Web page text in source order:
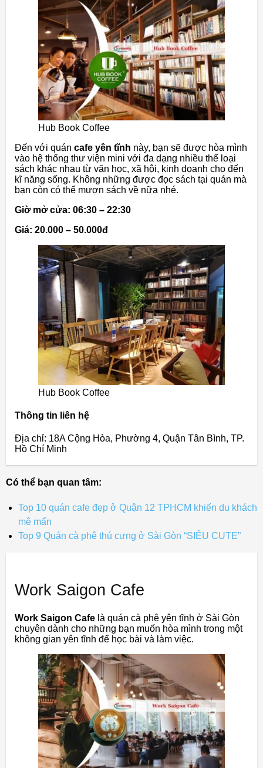
Hub Book Coffee
Đến với quán cafe yên tĩnh này, bạn sẽ được hòa mình
vào hệ thống thư viện mini với đa dạng nhiều thể loại
sách khác nhau từ văn học, xã hội, kinh doanh cho đến
kĩ năng sống. Không những được đọc sách tại quán mà
bạn còn có thể mượn sách về nữa nhé.
Giờ mở cửa: 06:30 – 22:30
Giá: 20.000 – 50.000đ
Hub Book Coffee
Thông tin liên hệ
Địa chỉ: 18A Cộng Hòa, Phường 4, Quận Tân Bình, TP.
Hồ Chí Minh
Có thể bạn quan tâm:
Top 10 quán cafe đẹp ở Quận 12 TPHCM khiến du khách
mê mẩn
Top 9 Quán cà phê thú cưng ở Sài Gòn “SIÊU CUTE”
Work Saigon Cafe
Work Saigon Cafe là quán cà phê yên tĩnh ở Sài Gòn
chuyên dành cho những bạn muốn hòa mình trong một
không gian yên tĩnh để học bài và làm việc.